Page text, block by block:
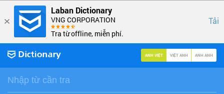
Laban Dictionary
VNG CORPORATION
Tra từ offline, miễn phí.
Tải
ANH VIỆT VIỆT ANH ANH ANH